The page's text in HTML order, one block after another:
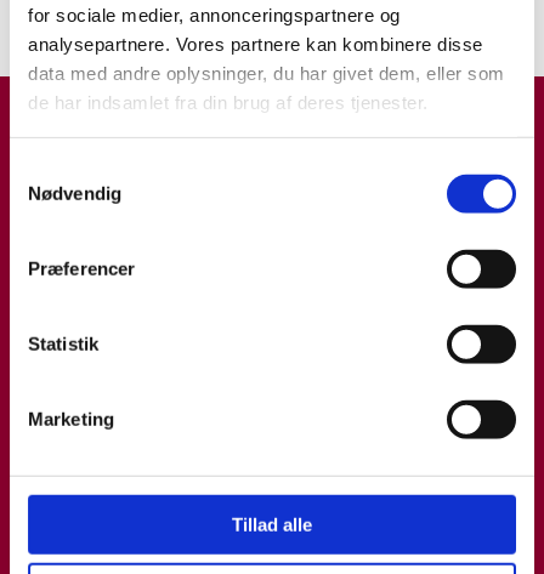
for sociale medier, annonceringspartnere og
analysepartnere. Vores partnere kan kombinere disse
data med andre oplysninger, du har givet dem, eller som
de har indsamlet fra din brug af deres tjenester.
Nødvendig
Præferencer
Statistik
Marketing
Tillad alle
25.01.21 KOMMENTAR